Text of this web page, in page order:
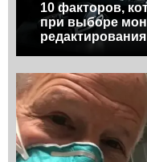
10 факторов,
при выборе